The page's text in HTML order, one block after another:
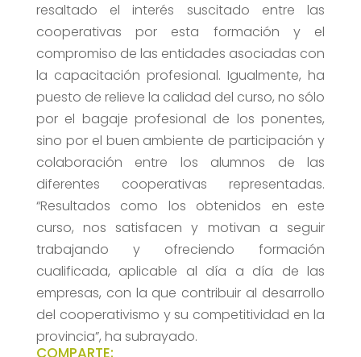
resaltado el interés suscitado entre las
cooperativas por esta formación y el
compromiso de las entidades asociadas con
la capacitación profesional. Igualmente, ha
puesto de relieve la calidad del curso, no sólo
por el bagaje profesional de los ponentes,
sino por el buen ambiente de participación y
colaboración entre los alumnos de las
diferentes cooperativas representadas.
“Resultados como los obtenidos en este
curso, nos satisfacen y motivan a seguir
trabajando y ofreciendo formación
cualificada, aplicable al día a día de las
empresas, con la que contribuir al desarrollo
del cooperativismo y su competitividad en la
provincia”, ha subrayado.
COMPARTE: